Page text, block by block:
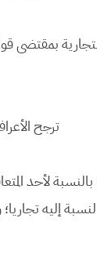
بمقتضى
ترجح
بالنسبة لأحد
إليه